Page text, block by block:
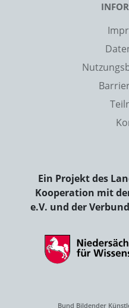
Ein Projekt des
Kooperation mit
e.V. und der
Bund Bildender